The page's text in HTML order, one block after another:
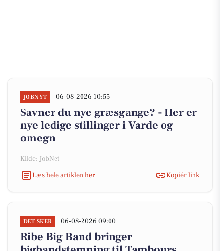
JOBNYT 06-08-2026 10:55
Savner du nye græsgange? - Her er
nye ledige stillinger i Varde og
omegn
Kilde: JobNet
Læs hele artiklen her
Kopiér link
DET SKER 06-08-2026 09:00
Ribe Big Band bringer